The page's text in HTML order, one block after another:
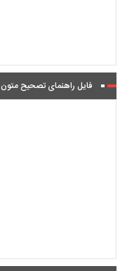
فایل راهنمای تصحیح متون